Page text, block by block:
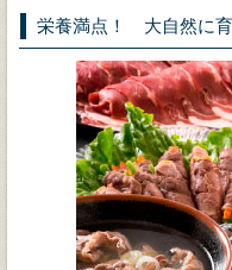
栄養満点！ 大自然に育